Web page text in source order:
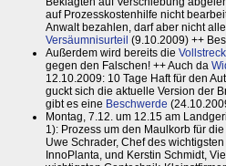
auf Prozesskostenhilfe nicht
Anwalt bezahlen, darf aber nicht
Versäumnisurteil (9.10.2009) ++
Außerdem wird bereits die
gegen den Falschen! ++ Auch da
12.10.2009: 10 Tage Haft für den
guckt sich die aktuelle Version der
gibt es eine Beschwerde
Montag, 7.12. um 12.15 am
1): Prozess um den Maulkorb für
Uwe Schrader, Chef des
InnoPlanta, und Kerstin Schmidt,